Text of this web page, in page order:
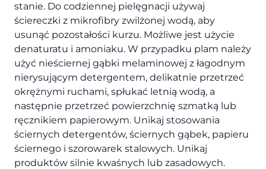
stanie. Do codziennej pielęgnacji używaj
ściereczki z mikrofibry zwilżonej wodą, aby
usunąć pozostałości kurzu. Możliwe jest użycie
denaturatu i amoniaku. W przypadku plam należy
użyć nieściernej gąbki melaminowej z łagodnym
nierysującym detergentem, delikatnie przetrzeć
okrężnymi ruchami, spłukać letnią wodą, a
następnie przetrzeć powierzchnię szmatką lub
ręcznikiem papierowym. Unikaj stosowania
ściernych detergentów, ściernych gąbek, papieru
ściernego i szorowarek stalowych. Unikaj
produktów silnie kwaśnych lub zasadowych.